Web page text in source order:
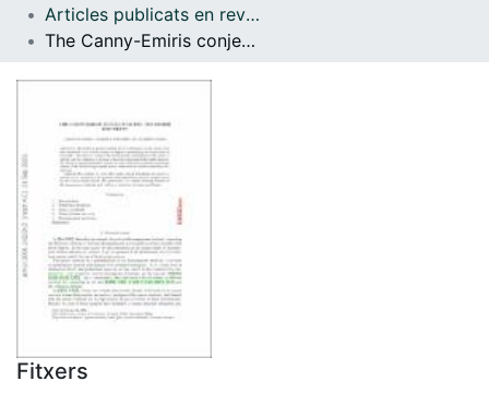
Articles publicats en revistes (Matemàtiques i Informàtica)
The Canny-Emiris conjecture for the sparse resultant
Fitxers